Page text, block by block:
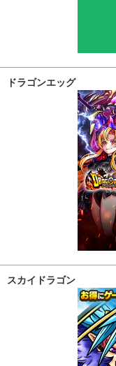
ドラゴンエッグ
スカイドラゴン